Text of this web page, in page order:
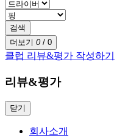
검색
더보기 0/ 0
클럽 리뷰&평가 작성하기
리뷰&평가
닫기
회사소개